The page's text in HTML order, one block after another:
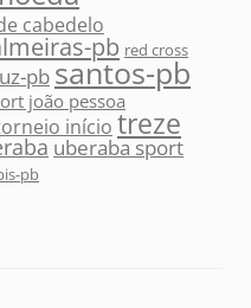
cabedelo
pb red cross
pbsantos-pb
joão pessoa
início treze
uberaba sport
pb